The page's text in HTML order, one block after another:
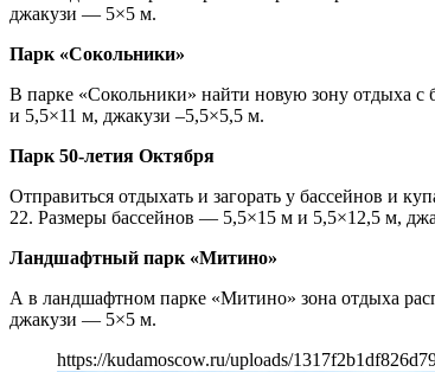
джакузи — 5×5 м.
Парк «Сокольники»
В парке «Сокольники» найти новую зону отдыха
и 5,5×11 м, джакузи –5,5×5,5 м.
Парк 50-летия Октября
Отправиться отдыхать и загорать у бассейнов и
22. Размеры бассейнов — 5,5×15 м и 5,5×12,5 м,
Ландшафтный парк «Митино»
А в ландшафтном парке «Митино» зона отдыха
джакузи — 5×5 м.
https://kudamoscow.ru/uploads/